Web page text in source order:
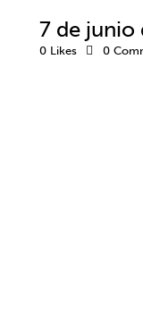
7 de junio
0 Likes 0